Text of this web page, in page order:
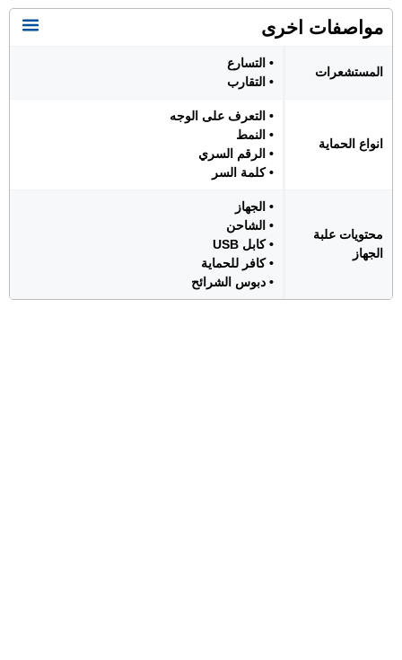
مواصفات اخرى
المستشعرات
• التسارع
• التقارب
انواع الحماية
• التعرف على الوجه
• النمط
• الرقم السري
• كلمة السر
محتويات علبة
الجهاز
• الجهاز
• الشاحن
• كابل USB
• كافر للحماية
• دبوس الشرائح